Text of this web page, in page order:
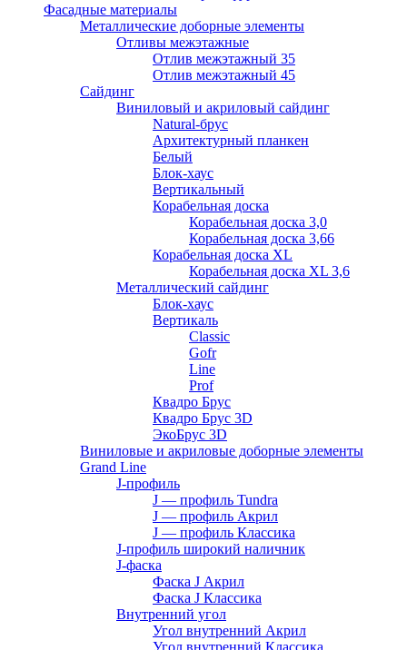
Фасадные материалы
Металлические доборные элементы
Отливы межэтажные
Отлив межэтажный 35
Отлив межэтажный 45
Сайдинг
Виниловый и акриловый сайдинг
Natural-брус
Архитектурный планкен
Белый
Блок-хаус
Вертикальный
Корабельная доска
Корабельная доска 3,0
Корабельная доска 3,66
Корабельная доска XL
Корабельная доска XL 3,6
Металлический сайдинг
Блок-хаус
Вертикаль
Classic
Gofr
Line
Prof
Квадро Брус
Квадро Брус 3D
ЭкоБрус 3D
Виниловые и акриловые доборные элементы
Grand Line
J-профиль
J — профиль Tundra
J — профиль Акрил
J — профиль Классика
J-профиль широкий наличник
J-фаска
Фаска J Акрил
Фаска J Классика
Внутренний угол
Угол внутренний Акрил
Угол внутренний Классика